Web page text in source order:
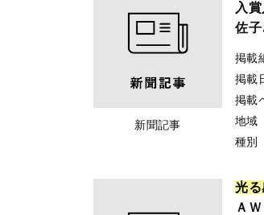
新聞記事
入
佐
掲載
掲載
掲載
地域
種別
光る
Ａ